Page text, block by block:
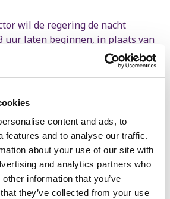
content and ads, to
features and to analyse our traffic.
about your use of our site with
and analytics partners who
information that you’ve
they’ve collected from your use
wil de regering de nacht
uur laten beginnen, in plaats van
drie uur minder nachtpremie
detail: dat is minder loon op het
aldus Mertens.
zouden de nieuwe regels enkel
werknemers. “Dan
elkaar met hetzelfde werk,
Hoe lang is zoiets
zich af. “Ook de Raad van
al dat dit leidt tot ongelijke
voor hetzelfde werk.”